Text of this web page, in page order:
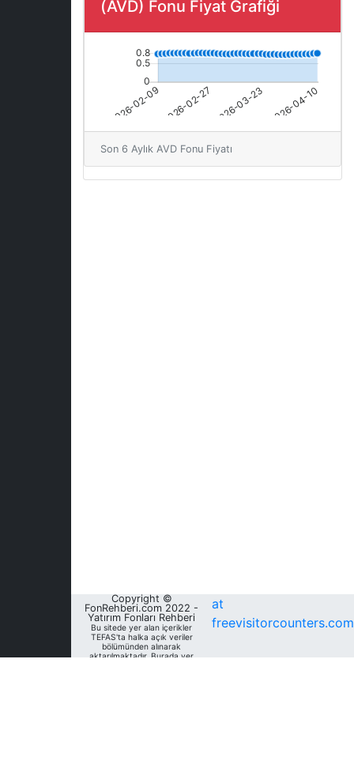
(AVD) Fonu Fiyat Grafiği
Son 6 Aylık AVD Fonu Fiyatı
Copyright ©
FonRehberi.com 2022 -
Yatırım Fonları Rehberi
Bu sitede yer alan içerikler
TEFAS'ta halka açık veriler
bölümünden alınarak
aktarılmaktadır. Burada yer
at
freevisitorcounters.com